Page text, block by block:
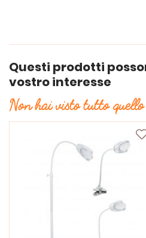
Questi prodotti
vostro interesse
Non hai visto tutto